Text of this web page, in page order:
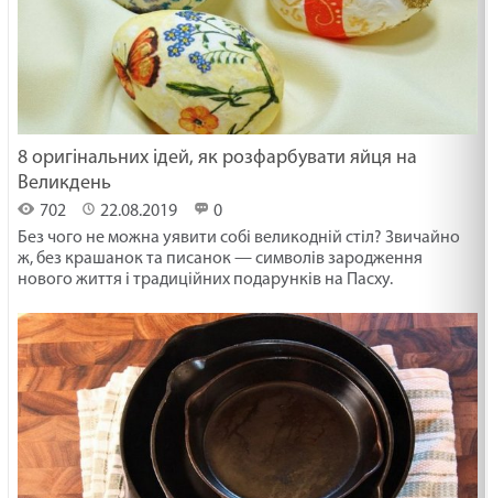
8 оригінальних ідей, як розфарбувати яйця на
Великдень
702 22.08.2019
0
Без чого не можна уявити собі великодній стіл? Звичайно
ж, без крашанок та писанок — символів зародження
нового життя і традиційних подарунків на Пасху.